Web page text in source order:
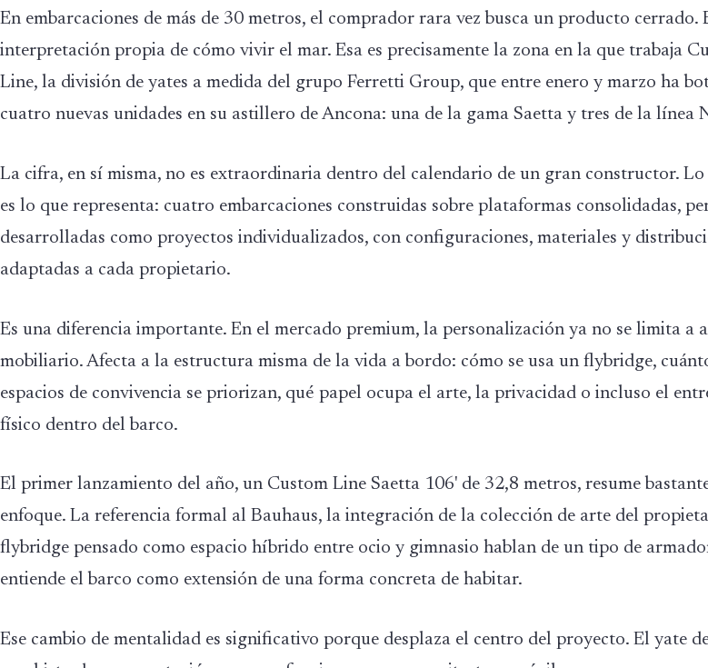
En embarcaciones de más de 30 metros, el comprador rara vez busca un producto cerrado.
interpretación propia de cómo vivir el mar. Esa es precisamente la zona en la que trabaja
Line, la división de yates a medida del grupo Ferretti Group, que entre enero y marzo ha
cuatro nuevas unidades en su astillero de Ancona: una de la gama Saetta y tres de la línea
La cifra, en sí misma, no es extraordinaria dentro del calendario de un gran constructor.
es lo que representa: cuatro embarcaciones construidas sobre plataformas consolidadas,
desarrolladas como proyectos individualizados, con configuraciones, materiales y
adaptadas a cada propietario.
Es una diferencia importante. En el mercado premium, la personalización ya no se limita a
mobiliario. Afecta a la estructura misma de la vida a bordo: cómo se usa un flybridge,
espacios de convivencia se priorizan, qué papel ocupa el arte, la privacidad o incluso el
físico dentro del barco.
El primer lanzamiento del año, un Custom Line Saetta 106' de 32,8 metros, resume
enfoque. La referencia formal al Bauhaus, la integración de la colección de arte del
flybridge pensado como espacio híbrido entre ocio y gimnasio hablan de un tipo de
entiende el barco como extensión de una forma concreta de habitar.
Ese cambio de mentalidad es significativo porque desplaza el centro del proyecto. El yate